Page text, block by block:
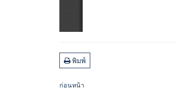
พิมพ์
ก่อนหน้า